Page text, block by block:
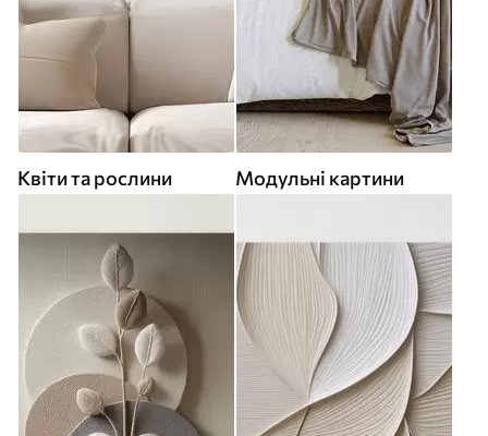
Квіти та рослини Модульні картини